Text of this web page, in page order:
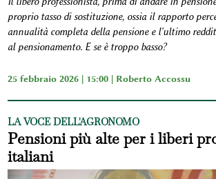
proprio tasso di sostituzione, ossia il rapporto
annualità completa della pensione e l'ultimo
al pensionamento. E se è troppo basso?
25 febbraio 2026 | 15:00 | Roberto Accossu
LA VOCE DELL'AGRONOMO
Pensioni più alte per i liberi
italiani